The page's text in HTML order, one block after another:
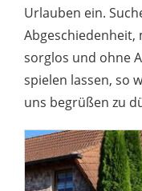
Urlauben ein.
Abgeschiedenheit,
sorglos und ohne
spielen lassen, so
uns begrüßen zu